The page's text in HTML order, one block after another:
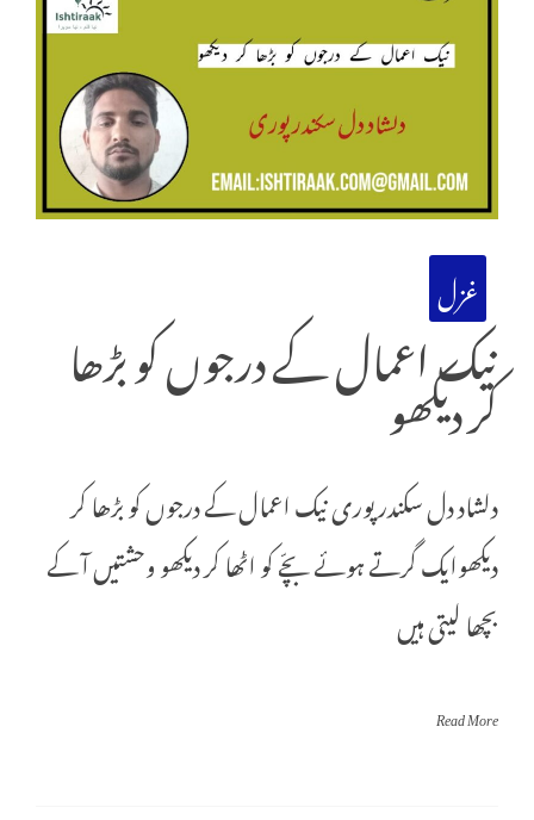
غزل
نیک اعمال کے درجوں کو بڑھا
کر دیکھو
دلشاد دل سکندر پوری نیک اعمال کے درجوں کو بڑھا کر
دیکھوایک گرتے ہوئے بچّے کو اٹھا کر دیکھو وحشتیں آ کے
بچھا لیتی ہیں
Read More